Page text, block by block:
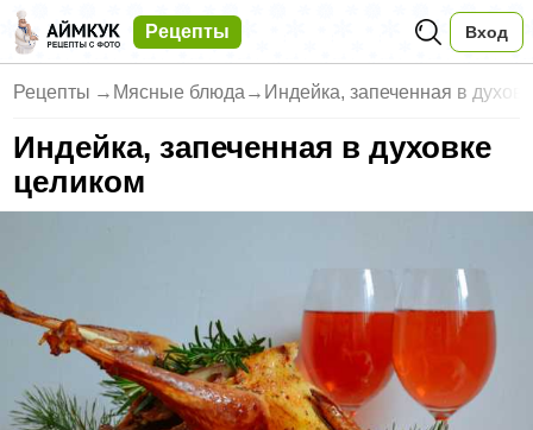
Рецепты Вход
Рецепты → Мясные блюда → Индейка, запеченная в
Индейка, запеченная в духовке
целиком